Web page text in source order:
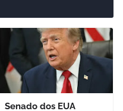
Senado dos EUA